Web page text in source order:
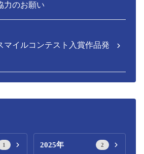
力のお願い
マイルコンテスト入賞作品発
1 2025年 2